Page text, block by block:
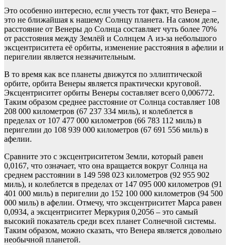
Это особенно интересно, если учесть тот факт, что Венера –
это не ближайшая к нашему Солнцу планета. На самом деле,
расстояние от Венеры до Солнца составляет чуть более 70%
от расстояния между Землёй и Солнцем А из-за небольшого
эксцентриситета её орбиты, изменение расстояния в афелии и
перигелии является незначительным.
В то время как все планеты движутся по эллиптической
орбите, орбита Венеры является практически круговой.
Эксцентриситет орбиты Венеры составляет всего 0,006772.
Таким образом среднее расстояние от Солнца составляет 108
208 000 километров (67 237 334 миль), и колеблется в
пределах от 107 477 000 километров (66 783 112 миль) в
перигелии до 108 939 000 километров (67 691 556 миль) в
афелии.
Сравните это с эксцентриситетом Земли, который равен
0,0167, что означает, что она вращается вокруг Солнца на
среднем расстоянии в 149 598 023 километров (92 955 902
миль), и колеблется в пределах от 147 095 000 километров (91
401 000 миль) в перигелии до 152 100 000 километров (94 500
000 миль) в афелии. Отмечу, что эксцентриситет Марса равен
0,0934, а эксцентриситет Меркурия 0,2056 – это самый
высокий показатель среди всех планет Солнечной системы.
Таким образом, можно сказать, что Венера является довольно
необычной планетой.